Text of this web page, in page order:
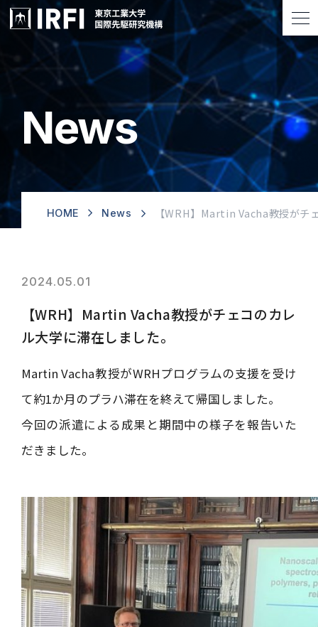
News
HOME News 【WRH】Martin Vacha教授がチ
2024.05.01
【WRH】Martin Vacha教授がチェコのカレ
ル大学に滞在しました。
Martin Vacha教授がWRHプログラムの支援を受け
て約1か月のプラハ滞在を終えて帰国しました。
今回の派遣による成果と期間中の様子を報告いた
だきました。